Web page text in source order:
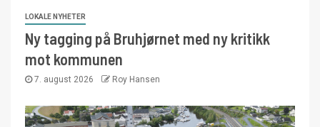
LOKALE NYHETER
Ny tagging på Bruhjørnet med ny kritikk
mot kommunen
7. august 2026 Roy Hansen